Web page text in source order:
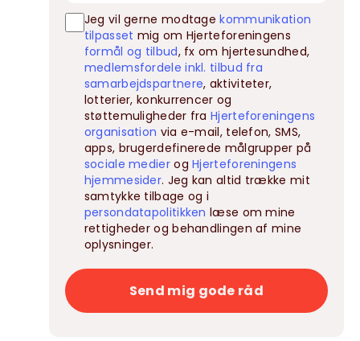
Jeg vil gerne modtagekommunikation
tilpasset mig om Hjerteforeningens
formål og tilbud, fx om hjertesundhed,
medlemsfordele inkl. tilbud fra
samarbejdspartnere, aktiviteter,
lotterier, konkurrencer og
støttemuligheder fraHjerteforeningens
organisation via e-mail, telefon, SMS,
apps, brugerdefinerede målgrupper på
sociale medierogHjerteforeningens
hjemmesider. Jeg kan altid trække mit
samtykke tilbage og i
persondatapolitikken læse om mine
rettigheder og behandlingen af mine
oplysninger.
Send mig gode råd